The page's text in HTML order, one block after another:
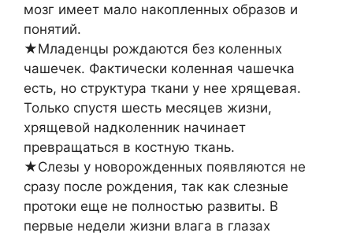
мозг имеет мало накопленных образов и
понятий.
★Младенцы рождаются без коленных
чашечек. Фактически коленная чашечка
есть, но структура ткани у нее хрящевая.
Только спустя шесть месяцев жизни,
хрящевой надколенник начинает
превращаться в костную ткань.
★Слезы у новорожденных появляются не
сразу после рождения, так как слезные
протоки еще не полностью развиты. В
первые недели жизни влага в глазах